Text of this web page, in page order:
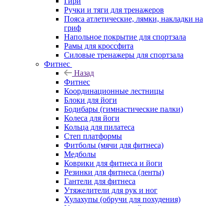
Ручки и тяги для тренажеров
Пояса атлетические, лямки, накладки на
гриф
Напольное покрытие для спортзала
Рамы для кроссфита
Силовые тренажеры для спортзала
Фитнес
Назад
Фитнес
Координационные лестницы
Блоки для йоги
Бодибары (гимнастические палки)
Колеса для йоги
Кольца для пилатеса
Степ платформы
Фитболы (мячи для фитнеса)
Медболы
Коврики для фитнеса и йоги
Резинки для фитнеса (ленты)
Гантели для фитнеса
Утяжелители для рук и ног
Хулахупы (обручи для похудения)